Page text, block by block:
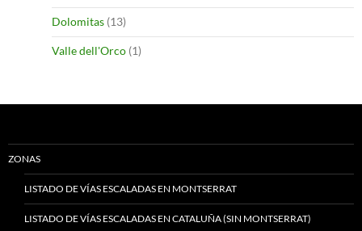
Dolomitas (13)
Valle dell'Orco (1)
ZONAS
LISTADO DE VÍAS ESCALADAS EN MONTSERRAT
LISTADO DE VÍAS ESCALADAS EN CATALUÑA (SIN MONTSERRAT)